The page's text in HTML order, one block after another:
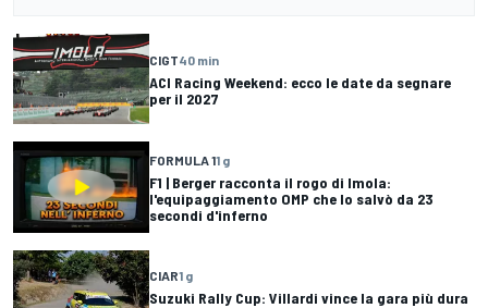
CIGT40 min
ACI Racing Weekend: ecco le date da segnare
per il 2027
FORMULA 11 g
F1 | Berger racconta il rogo di Imola:
l'equipaggiamento OMP che lo salvò da 23
secondi d'inferno
CIAR1 g
Suzuki Rally Cup: Villardi vince la gara più dura